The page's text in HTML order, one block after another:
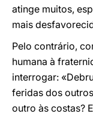
atinge muitos,
mais
Pelo contrário,
humana à
interrogar:
feridas dos
outro às costas?